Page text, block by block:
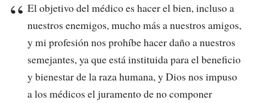
El objetivo del médico es hacer el bien, incluso a
nuestros enemigos, mucho más a nuestros amigos,
y mi profesión nos prohíbe hacer daño a nuestros
semejantes, ya que está instituida para el beneficio
y bienestar de la raza humana, y Dios nos impuso
a los médicos el juramento de no componer